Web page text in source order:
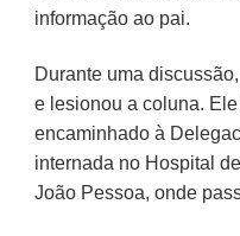
informação ao pai.
Durante uma
e lesionou a coluna.
encaminhado à
internada no Hospital
João Pessoa, onde